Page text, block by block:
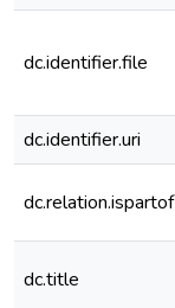
dc.identifier.file
dc.identifier.uri
dc.relation.ispartof
dc.title